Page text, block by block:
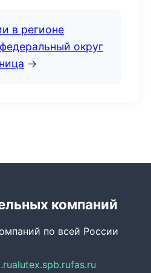
в регионе
округ
→
компаний
по всей России
alutex.spb.rufas.ru